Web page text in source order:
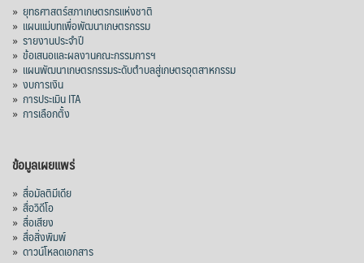
» ยุทธศาสตร์สภาเกษตรกรแห่งชาติ
» แผนแม่บทเพื่อพัฒนาเกษตรกรรม
» รายงานประจำปี
» ข้อเสนอและผลงานคณะกรรมการฯ
» แผนพัฒนาเกษตรกรรมระดับตำบลสู่เกษตรอุตสาหกรรม
» งบการเงิน
» การประเมิน ITA
» การเลือกตั้ง
ข้อมูลเผยแพร่
» สื่อมัลติมีเดีย
» สื่อวิดีโอ
» สื่อเสียง
» สื่อสิ่งพิมพ์
» ดาวน์โหลดเอกสาร